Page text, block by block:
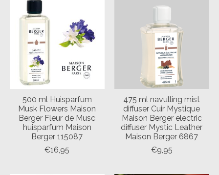
500 ml Huisparfum
Musk Flowers Maison
Berger Fleur de Musc
huisparfum Maison
Berger 115087
€16,95
475 ml navulling mist
diffuser Cuir Mystique
Maison Berger electric
diffuser Mystic Leather
Maison Berger 6867
€9,95